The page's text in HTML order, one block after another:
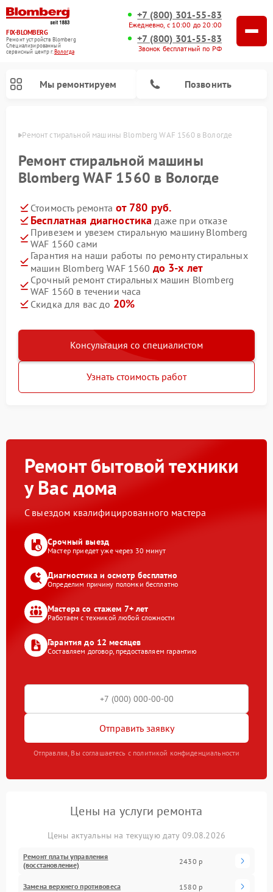
FIX-BLOMBERG
Ремонт устройств Blomberg
Специализированный
cервисный центр г.Вологда
+7 (800) 301-55-83
Ежедневно, с 10:00 до 20:00
+7 (800) 301-55-83
Звонок бесплатный по РФ
Мы ремонтируем Позвонить
Ремонт стиральной машины Blomberg WAF 1560 в Вологде
Ремонт стиральной машины
Blomberg WAF 1560 в Вологде
Стоимость ремонта от 780 руб.
Бесплатная диагностика даже при отказе
Привезем и увезем стиральную машину Blomberg
WAF 1560 сами
Гарантия на наши работы по ремонту стиральных
машин Blomberg WAF 1560 до 3-х лет
Срочный ремонт стиральных машин Blomberg
WAF 1560 в течении часа
Скидка для вас до 20%
Консультация со специалистом
Узнать стоимость работ
Ремонт бытовой техники
у Вас дома
С выездом квалифицированного мастера
Срочный выезд
Мастер приедет уже через 30 минут
Диагностика и осмотр бесплатно
Определим причину поломки бесплатно
Мастера со стажем 7+ лет
Работаем с техникой любой сложности
Гарантия до 12 месяцев
Составляем договор, предоставляем гарантию
Отправить заявку
Отправляя, Вы соглашаетесь с политикой конфиденциальности
Цены на услуги ремонта
Цены актуальны на текущую дату 09.08.2026
Ремонт платы управления
(восстановление)
2430 р
Замена верхнего противовеса 1580 р